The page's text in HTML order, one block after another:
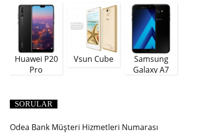
GB)
Huawei P20
Pro
Vsun Cube
Samsung
Galaxy A7
SORULAR
Odea Bank Müşteri Hizmetleri Numarası